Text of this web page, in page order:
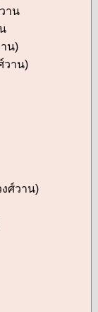
าน
น)
วาน)
ศ์วาน)